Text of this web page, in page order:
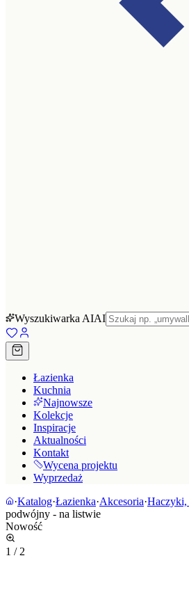
Wyszukiwarka AIAI
Łazienka
Kuchnia
Najnowsze
Kolekcje
Inspiracje
Aktualności
Kontakt
Wycena projektu
Wyprzedaż
·Katalog·Łazienka·Akcesoria·Haczyki,
podwójny - na listwie
Nowość
1 / 2